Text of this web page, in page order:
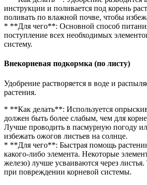
инструкции и поливается под корень
поливать по влажной почве, чтобы
* **Для чего**: Основной способ
поступление всех необходимых
систему.
Внекорневая подкормка (по листу)
Удобрение растворяется в воде и
растения.
* **Как делать**: Используется
должен быть более слабым, чем для
Лучше проводить в пасмурную погоду
избежать ожогов листьев на солнце.
* **Для чего**: Быстрая помощь
какого-либо элемента. Некоторые
железо) лучше усваиваются через
при повреждении корневой системы.